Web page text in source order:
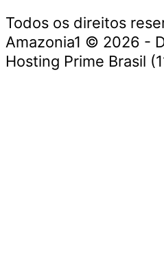
Todos os direitos
Amazonia1 © 2026 -
Hosting Prime Brasil